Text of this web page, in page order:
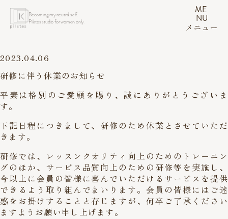
Becoming my neutral self.
Pilates studio for women only.
ME
NU
メニュー
2023.04.06
研修に伴う休業のお知らせ
平素は格別のご愛顧を賜り、誠にありがとうございま
す。
下記日程につきまして、研修のため休業とさせていただ
きます。
研修では、レッスンクオリティ向上のためのトレーニン
グのほか、サービス品質向上のための研修等を実施し、
今以上に会員の皆様に喜んでいただけるサービスを提供
できるよう取り組んでまいります。会員の皆様にはご迷
惑をお掛けすることと存じますが、何卒ご了承ください
ますようお願い申し上げます。